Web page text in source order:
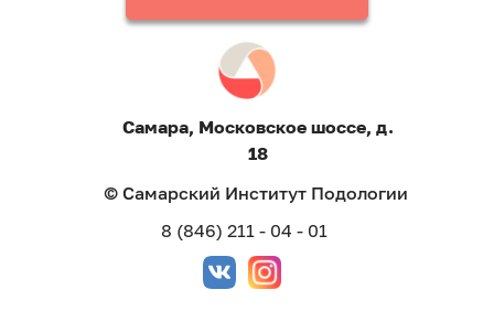
Самара, Московское шоссе, д.
18
© Самарский Институт Подологии
8 (846) 211 - 04 - 01